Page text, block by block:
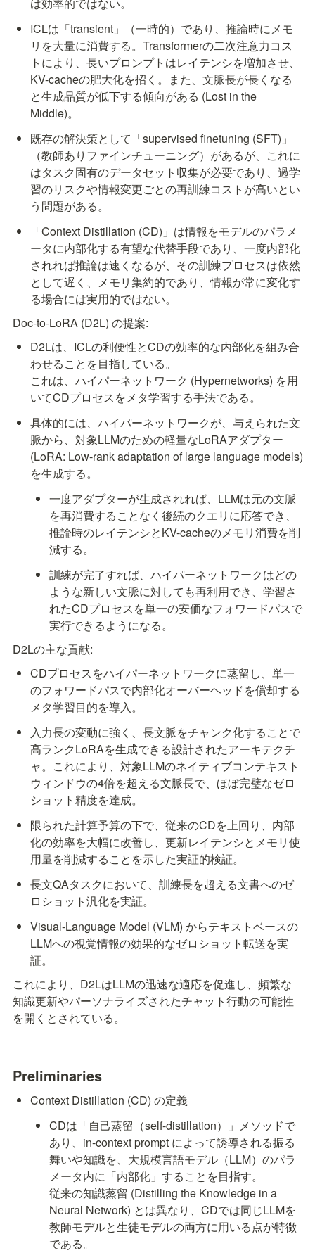
は効率的ではない。
ICLは「transient」（一時的）であり、推論時にメモ
リを大量に消費する。Transformerの二次注意力コス
トにより、長いプロンプトはレイテンシを増加させ、
KV-cacheの肥大化を招く。また、文脈長が長くなる
と生成品質が低下する傾向がある (Lost in the
Middle)。
既存の解決策として「supervised finetuning (SFT)」
（教師ありファインチューニング）があるが、これに
はタスク固有のデータセット収集が必要であり、過学
習のリスクや情報変更ごとの再訓練コストが高いとい
う問題がある。
「Context Distillation (CD)」は情報をモデルのパラメ
ータに内部化する有望な代替手段であり、一度内部化
されれば推論は速くなるが、その訓練プロセスは依然
として遅く、メモリ集約的であり、情報が常に変化す
る場合には実用的ではない。
Doc-to-LoRA (D2L) の提案:
D2Lは、ICLの利便性とCDの効率的な内部化を組み合
わせることを目指している。
これは、ハイパーネットワーク (Hypernetworks) を用
いてCDプロセスをメタ学習する手法である。
具体的には、ハイパーネットワークが、与えられた文
脈から、対象LLMのための軽量なLoRAアダプター
(LoRA: Low-rank adaptation of large language models)
を生成する。
一度アダプターが生成されれば、LLMは元の文脈
を再消費することなく後続のクエリに応答でき、
推論時のレイテンシとKV-cacheのメモリ消費を削
減する。
訓練が完了すれば、ハイパーネットワークはどの
ような新しい文脈に対しても再利用でき、学習さ
れたCDプロセスを単一の安価なフォワードパスで
実行できるようになる。
D2Lの主な貢献:
CDプロセスをハイパーネットワークに蒸留し、単一
のフォワードパスで内部化オーバーヘッドを償却する
メタ学習目的を導入。
入力長の変動に強く、長文脈をチャンク化することで
高ランクLoRAを生成できる設計されたアーキテクチ
ャ。これにより、対象LLMのネイティブコンテキスト
ウィンドウの4倍を超える文脈長で、ほぼ完璧なゼロ
ショット精度を達成。
限られた計算予算の下で、従来のCDを上回り、内部
化の効率を大幅に改善し、更新レイテンシとメモリ使
用量を削減することを示した実証的検証。
長文QAタスクにおいて、訓練長を超える文書へのゼ
ロショット汎化を実証。
Visual-Language Model (VLM) からテキストベースの
LLMへの視覚情報の効果的なゼロショット転送を実
証。
これにより、D2LはLLMの迅速な適応を促進し、頻繁な
知識更新やパーソナライズされたチャット行動の可能性
を開くとされている。
Preliminaries
Context Distillation (CD) の定義
CDは「自己蒸留（self-distillation）」メソッドで
あり、in-context prompt によって誘導される振る
舞いや知識を、大規模言語モデル（LLM）のパラ
メータ内に「内部化」することを目指す。
従来の知識蒸留 (Distilling the Knowledge in a
Neural Network) とは異なり、CDでは同じLLMを
教師モデルと生徒モデルの両方に用いる点が特徴
である。